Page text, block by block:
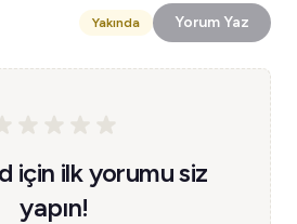
Yakında Yorum Yaz
için ilk yorumu siz
yapın!